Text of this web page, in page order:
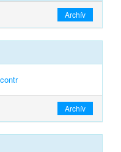
Archív
Archív